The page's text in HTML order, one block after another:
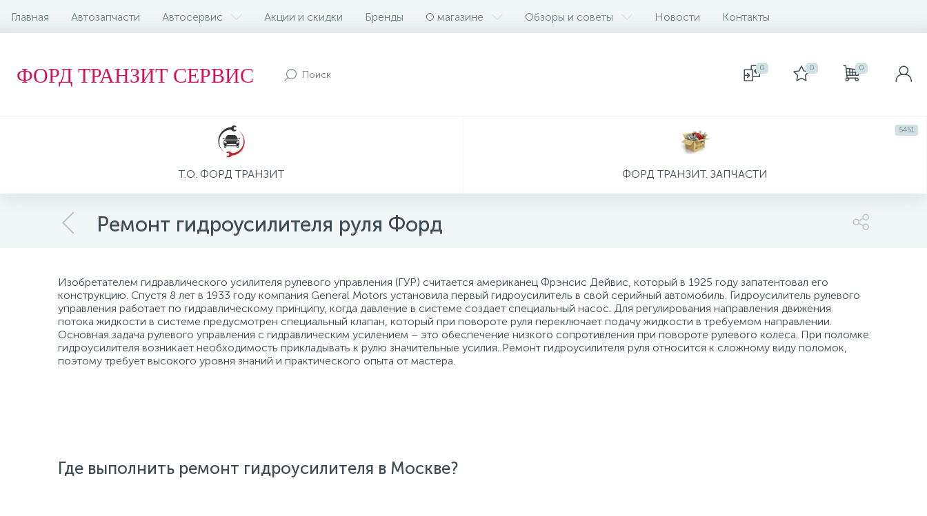
Главная Автозапчасти Автосервис Акции и скидки Бренды О магазине Обзоры и советы Новости Контакты
ФОРД ТРАНЗИТ СЕРВИС 0 0 0
Т.О. ФОРД ТРАНЗИТ ФОРД ТРАНЗИТ. ЗАПЧАСТИ
5451
Ремонт гидроусилителя руля Форд
Изобретателем гидравлического усилителя рулевого управления (ГУР) считается американец Фрэнсис Дейвис, который в 1925 году запатентовал его
конструкцию. Спустя 8 лет в 1933 году компания General Motors установила первый гидроусилитель в свой серийный автомобиль. Гидроусилитель рулевого
управления работает по гидравлическому принципу, когда давление в системе создает специальный насос. Для регулирования направления движения
потока жидкости в системе предусмотрен специальный клапан, который при повороте руля переключает подачу жидкости в требуемом направлении.
Основная задача рулевого управления с гидравлическим усилением – это обеспечение низкого сопротивления при повороте рулевого колеса. При поломке
гидроусилителя возникает необходимость прикладывать к рулю значительные усилия. Ремонт гидроусилителя руля относится к сложному виду поломок,
поэтому требует высокого уровня знаний и практического опыта от мастера.
Где выполнить ремонт гидроусилителя в Москве?